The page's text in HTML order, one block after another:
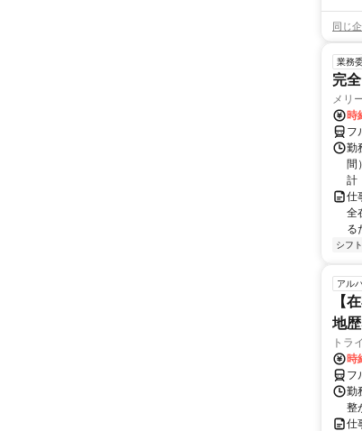
同じ
業務
完
メリ
時
フ
勤
間
計
仕
全
る
シフ
アル
【
地
トラ
時
フ
勤
整
仕